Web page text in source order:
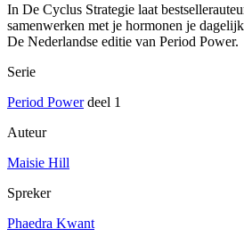
In De Cyclus Strategie laat
samenwerken met je hormonen je
De Nederlandse editie van Period Power.
Serie
Period Powerdeel 1
Auteur
Maisie Hill
Spreker
Phaedra Kwant